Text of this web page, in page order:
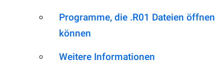
Programme, die .R01 Dateien öffnen
können
Weitere Informationen